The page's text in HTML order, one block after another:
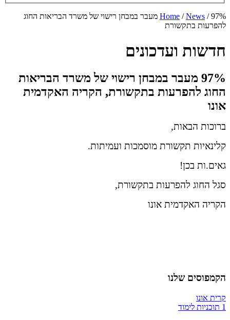
Home /News /
97% מעבר במבחן רישוי של משרד הבריאות החוג
להפרעות בתקשורת
חדשות ועדכונים
97% מעבר במבחן רישוי של משרד הבריאות
החוג להפרעות בתקשורת, הקריה האקדמית
אונו
ברוכות הבאות,
קלינאיות תקשורת מוסמכות ועמיתות.
גאים.ות בכן!
סגל החוג להפרעות בתקשורת,
הקריה האקדמית אונו
הקמפוסים שלנו
קרית אונו
1 תוכניות לימוד